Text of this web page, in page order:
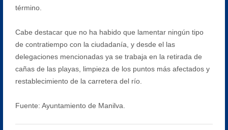
término.
Cabe destacar que no ha habido que lamentar ningún tipo
de contratiempo con la ciudadanía, y desde el las
delegaciones mencionadas ya se trabaja en la retirada de
cañas de las playas, limpieza de los puntos más afectados y
restablecimiento de la carretera del río.
Fuente: Ayuntamiento de Manilva.